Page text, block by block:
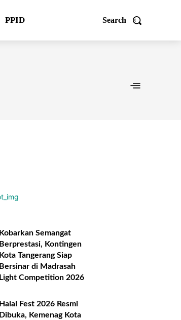
Search
PPID
Kobarkan Semangat
Berprestasi, Kontingen
Kota Tangerang Siap
Bersinar di Madrasah
Light Competition 2026
Halal Fest 2026 Resmi
Dibuka, Kemenag Kota